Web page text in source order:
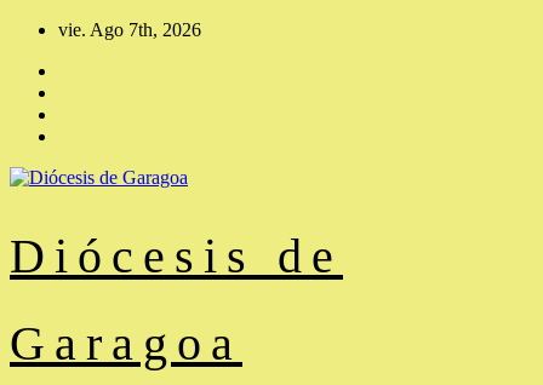
Saltar
contenido
vie. Ago 7th, 2026
Diócesis de
Garagoa